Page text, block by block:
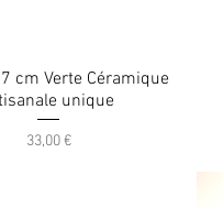
cm Verte Céramique
unique
Prix
33,00 €